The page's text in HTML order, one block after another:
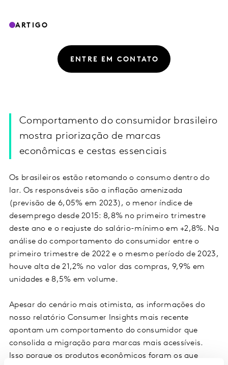
ARTIGO
ENTRE EM CONTATO
Comportamento do consumidor brasileiro
mostra priorização de marcas
econômicas e cestas essenciais
Os brasileiros estão retomando o consumo dentro do
lar. Os responsáveis são a inflação amenizada
(previsão de 6,05% em 2023), o menor índice de
desemprego desde 2015: 8,8% no primeiro trimestre
deste ano e o reajuste do salário-mínimo em +2,8%. Na
análise do comportamento do consumidor entre o
primeiro trimestre de 2022 e o mesmo período de 2023,
houve alta de 21,2% no valor das compras, 9,9% em
unidades e 8,5% em volume.
Apesar do cenário mais otimista, as informações do
nosso relatório Consumer Insights mais recente
apontam um comportamento do consumidor que
consolida a migração para marcas mais acessíveis.
Isso porque os produtos econômicos foram os que